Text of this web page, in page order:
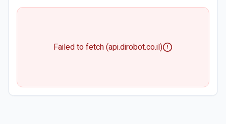
Failed to fetch (api.dirobot.co.il)